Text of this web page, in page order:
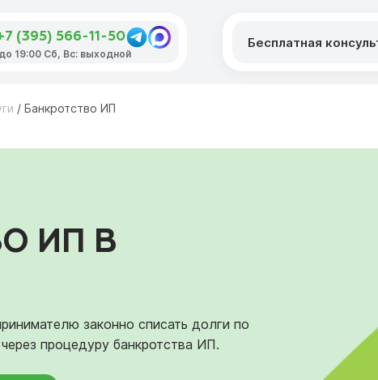
(395) 566-11-50
19:00 Сб, Вс: выходной
Бесплатная
/ Банкротство ИП
ИП В
законно списать долги по
процедуру банкротства ИП.